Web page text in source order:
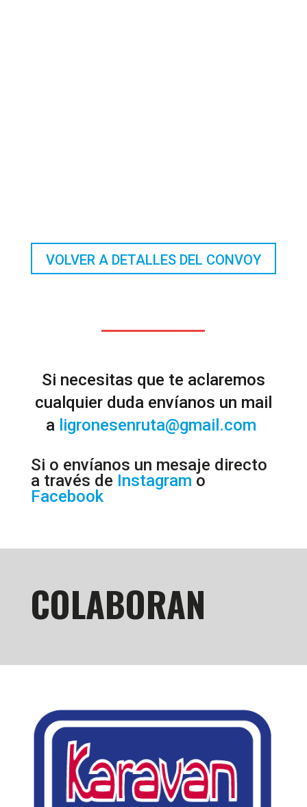
VOLVER A DETALLES DEL CONVOY
Si necesitas que te aclaremos
cualquier duda envíanos un mail
a ligronesenruta@gmail.com
Si o envíanos un mesaje directo
a través de Instagram o
Facebook
COLABORAN